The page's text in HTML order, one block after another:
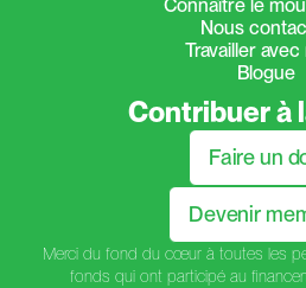
Connaître le
Nous
Travailler
Blogue
Contribuer à
Faire un
Devenir
Merci du fond du cœur à toutes les
fonds qui ont participé au